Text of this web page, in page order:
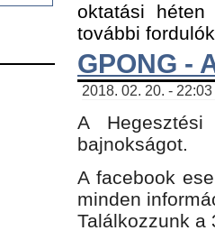
oktatási
további
GPONG -
2018. 02. 20. -
A
bajnokságot.
A facebook
minden
Találkozzunk a